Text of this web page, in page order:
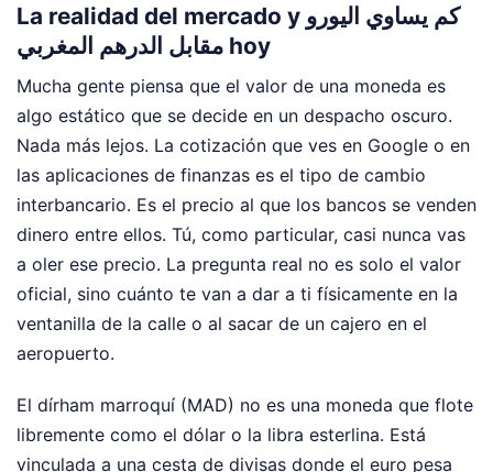
La realidad del mercado y كم يساوي اليورو
مقابل الدرهم المغربي hoy
Mucha gente piensa que el valor de una moneda es
algo estático que se decide en un despacho oscuro.
Nada más lejos. La cotización que ves en Google o en
las aplicaciones de finanzas es el tipo de cambio
interbancario. Es el precio al que los bancos se venden
dinero entre ellos. Tú, como particular, casi nunca vas
a oler ese precio. La pregunta real no es solo el valor
oficial, sino cuánto te van a dar a ti físicamente en la
ventanilla de la calle o al sacar de un cajero en el
aeropuerto.
El dírham marroquí (MAD) no es una moneda que flote
libremente como el dólar o la libra esterlina. Está
vinculada a una cesta de divisas donde el euro pesa